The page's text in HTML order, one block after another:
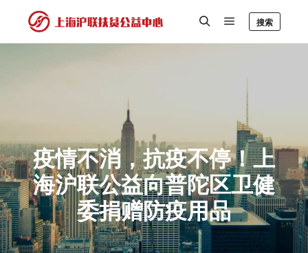
搜索
疫情不消，抗疫不停！上
海沪联公益向普陀区卫健
委捐赠防疫用品